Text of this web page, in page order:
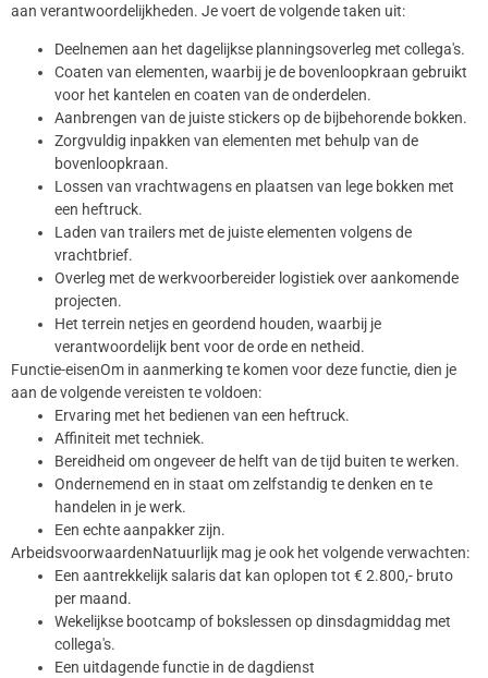
aan verantwoordelijkheden. Je voert de volgende taken uit:
Deelnemen aan het dagelijkse planningsoverleg met collega's.
Coaten van elementen, waarbij je de bovenloopkraan gebruikt
voor het kantelen en coaten van de onderdelen.
Aanbrengen van de juiste stickers op de bijbehorende bokken.
Zorgvuldig inpakken van elementen met behulp van de
bovenloopkraan.
Lossen van vrachtwagens en plaatsen van lege bokken met
een heftruck.
Laden van trailers met de juiste elementen volgens de
vrachtbrief.
Overleg met de werkvoorbereider logistiek over aankomende
projecten.
Het terrein netjes en geordend houden, waarbij je
verantwoordelijk bent voor de orde en netheid.
Functie-eisenOm in aanmerking te komen voor deze functie, dien je
aan de volgende vereisten te voldoen:
Ervaring met het bedienen van een heftruck.
Affiniteit met techniek.
Bereidheid om ongeveer de helft van de tijd buiten te werken.
Ondernemend en in staat om zelfstandig te denken en te
handelen in je werk.
Een echte aanpakker zijn.
ArbeidsvoorwaardenNatuurlijk mag je ook het volgende verwachten:
Een aantrekkelijk salaris dat kan oplopen tot € 2.800,- bruto
per maand.
Wekelijkse bootcamp of bokslessen op dinsdagmiddag met
collega's.
Een uitdagende functie in de dagdienst